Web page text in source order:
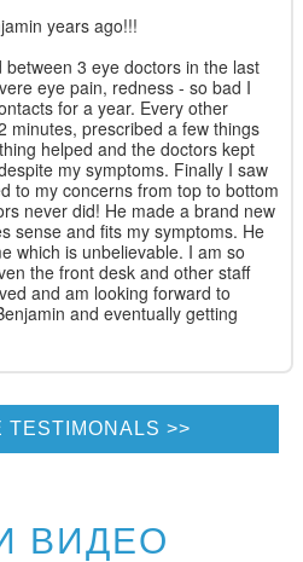
years ago!!!
3 eye doctors in the last
eye pain, redness - so bad I
for a year. Every other
minutes, prescribed a few things
helped and the doctors kept
my symptoms. Finally I saw
to my concerns from top to bottom
never did! He made a brand new
sense and fits my symptoms. He
which is unbelievable. I am so
the front desk and other staff
and am looking forward to
and eventually getting
TESTIMONALS
ВИДЕО